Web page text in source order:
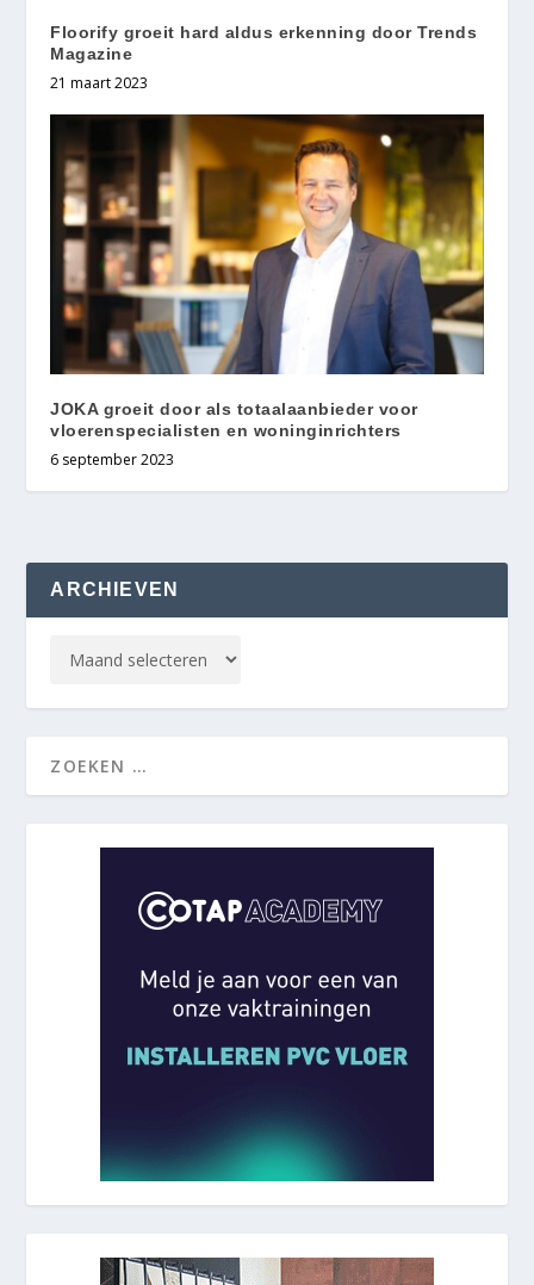
Floorify groeit hard aldus erkenning door Trends
Magazine
21 maart 2023
JOKA groeit door als totaalaanbieder voor
vloerenspecialisten en woninginrichters
6 september 2023
ARCHIEVEN